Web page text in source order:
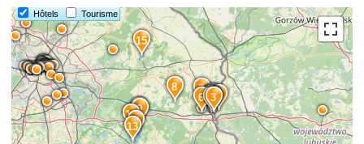
Hôtels Tourisme
15
13
12
11
10
9
8 7
6 5
43
21